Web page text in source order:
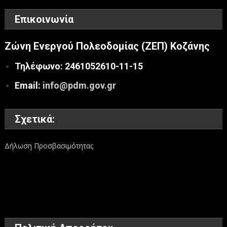
Επικοινωνία
Ζώνη Ενεργού Πολεοδομίας (ΖΕΠ) Κοζάνης
Τηλέφωνο: 2461052610-11-15
Email: info@pdm.gov.gr
Σχετικά:
Δήλωση Προσβασιμότητας